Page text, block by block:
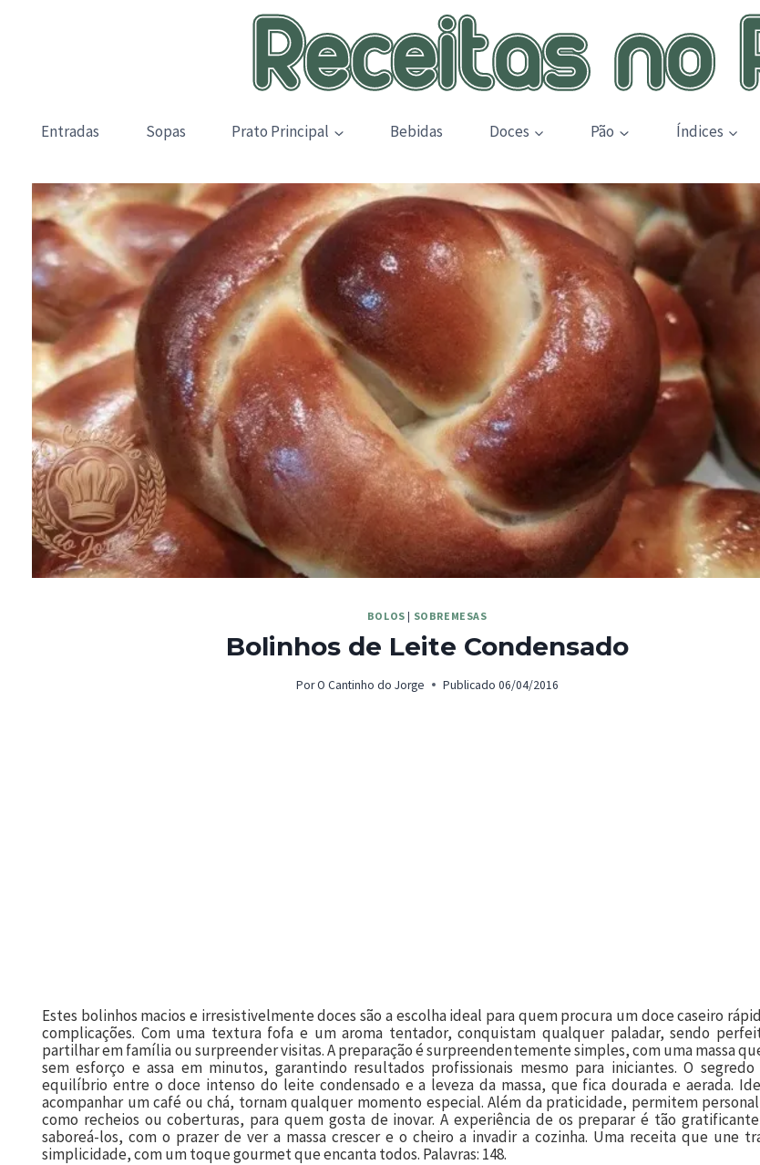
Entradas Sopas Prato Principal Bebidas Doces Pão Índices
BOLOS | SOBREMESAS
Bolinhos de Leite Condensado
Por O Cantinho do Jorge Publicado 06/04/2016
Estes bolinhos macios e irresistivelmente doces são a escolha ideal para quem procura um doce caseiro
complicações. Com uma textura fofa e um aroma tentador, conquistam qualquer paladar, sendo
partilhar em família ou surpreender visitas. A preparação é surpreendentemente simples, com uma massa
sem esforço e assa em minutos, garantindo resultados profissionais mesmo para iniciantes. O
equilíbrio entre o doce intenso do leite condensado e a leveza da massa, que fica dourada e aerada.
acompanhar um café ou chá, tornam qualquer momento especial. Além da praticidade, permitem
como recheios ou coberturas, para quem gosta de inovar. A experiência de os preparar é tão
saboreá-los, com o prazer de ver a massa crescer e o cheiro a invadir a cozinha. Uma receita que une
simplicidade, com um toque gourmet que encanta todos. Palavras: 148.